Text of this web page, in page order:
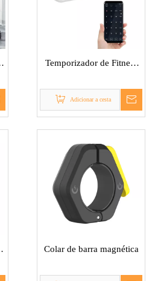
Temporizador de Fitness
Adicionar a cesta
Colar de barra magnética